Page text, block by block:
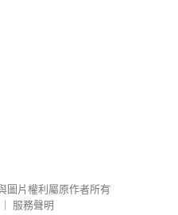
圖片權利屬原作者所有
服務聲明